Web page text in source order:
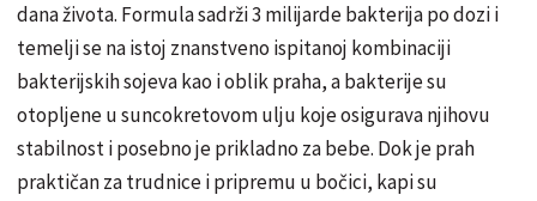
dana života. Formula sadrži 3 milijarde bakterija po dozi i
temelji se na istoj znanstveno ispitanoj kombinaciji
bakterijskih sojeva kao i oblik praha, a bakterije su
otopljene u suncokretovom ulju koje osigurava njihovu
stabilnost i posebno je prikladno za bebe. Dok je prah
praktičan za trudnice i pripremu u bočici, kapi su